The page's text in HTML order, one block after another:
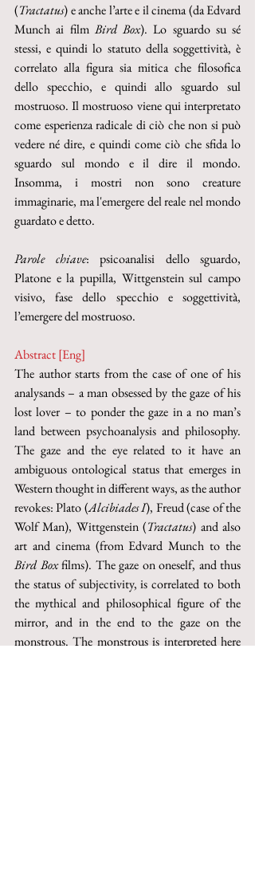
(Tractatus) e anche l’arte e il cinema (da Edvard
Munch ai film Bird Box). Lo sguardo su sé
stessi, e quindi lo statuto della soggettività, è
correlato alla figura sia mitica che filosofica
dello specchio, e quindi allo sguardo sul
mostruoso. Il mostruoso viene qui interpretato
come esperienza radicale di ciò che non si può
vedere né dire, e quindi come ciò che sfida lo
sguardo sul mondo e il dire il mondo.
Insomma, i mostri non sono creature
immaginarie, ma l'emergere del reale nel mondo
guardato e detto.
Parole chiave: psicoanalisi dello sguardo,
Platone e la pupilla, Wittgenstein sul campo
visivo, fase dello specchio e soggettività,
l’emergere del mostruoso.
Abstract [Eng]
The author starts from the case of one of his
analysands – a man obsessed by the gaze of his
lost lover – to ponder the gaze in a no man’s
land between psychoanalysis and philosophy.
The gaze and the eye related to it have an
ambiguous ontological status that emerges in
Western thought in different ways, as the author
revokes: Plato (Alcibiades I), Freud (case of the
Wolf Man), Wittgenstein (Tractatus) and also
Bird Box films). The gaze on oneself, and thus
the status of subjectivity, is correlated to both
the mythical and philosophical figure of the
mirror, and in the end to the gaze on the
monstrous. The monstrous is interpreted here